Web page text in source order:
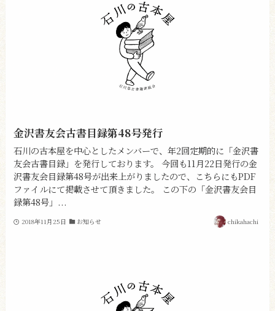
金沢書友会古書目録第48号発行
石川の古本屋を中心としたメンバーで、年2回定期的に「金沢書
友会古書目録」を発行しております。 今回も11月22日発行の金
沢書友会目録第48号が出来上がりましたので、こちらにもPDF
ファイルにて掲載させて頂きました。 この下の「金沢書友会目
録第48号」...
2018年11月25日 お知らせ chikahachi